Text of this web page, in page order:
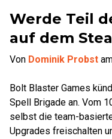
Werde Teil
auf dem
Von Dominik Probst
Bolt Blaster Games
Spell Brigade an. Vom
selbst die team-
Upgrades freischalten